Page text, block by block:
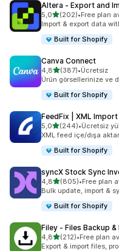
Altera ‑ Export and
5,05 yıldız üzerinden
(202)
toplam 202•Free plan
Import & export data
Built for Shopify
Canva Connect
4,85 yıldız üzerinden
(387)
toplam 387 •Ücretsiz
Ürün görsellerinize ve
Built for Shopify
FeedFix | XML
5,05 yıldız üzerinden
(244)
toplam 244•Ücretsiz
XML feed içe/dışa
Built for Shopify
syncX Stock Sync
4,85 yıldız üzerinden
(805)
toplam 805•Free plan
Bulk update, import &
Built for Shopify
Filey ‑ Files Backup
4,85 yıldız üzerinden
(212)
toplam 212•Free plan
Export & import files,